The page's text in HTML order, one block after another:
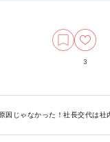
3
因じゃなかった！社長交代は